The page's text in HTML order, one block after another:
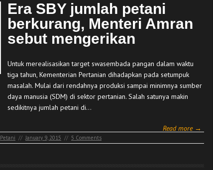
Era SBY jumlah petani
berkurang, Menteri Amran
sebut mengerikan
Untuk merealisasikan target swasembada pangan dalam waktu
tiga tahun, Kementerian Pertanian dihadapkan pada setumpuk
masalah. Mulai dari rendahnya produksi sampai minimnya sumber
daya manusia (SDM) di sektor pertanian. Salah satunya makin
sedikitnya jumlah petani di…
Read more →
Petani // January 9, 2015 // 5 Comments